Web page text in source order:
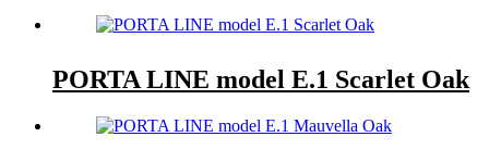
PORTA LINE model E.1 Scarlet Oak